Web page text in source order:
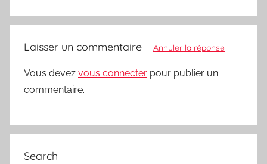
Laisser un commentaire Annuler la réponse
Vous devez vous connecter pour publier un
commentaire.
Search